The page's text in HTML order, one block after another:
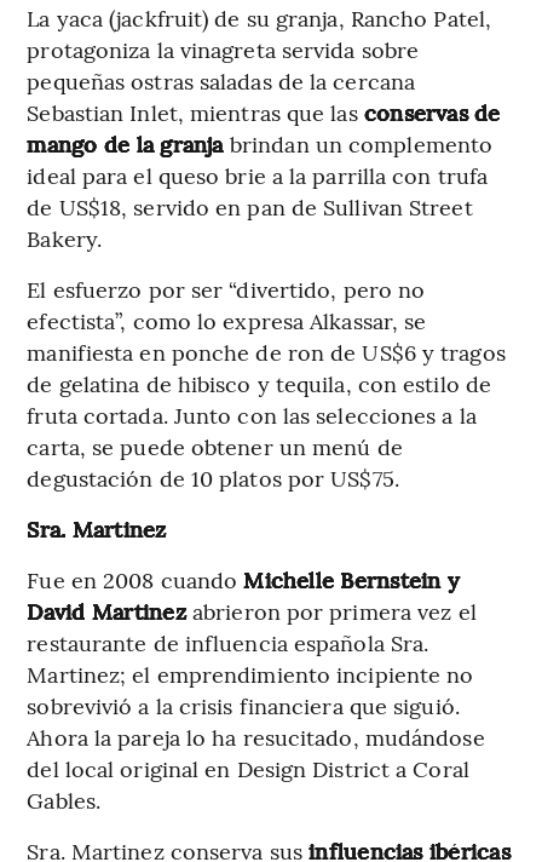
La yaca (jackfruit) de su granja, Rancho Patel,
protagoniza la vinagreta servida sobre
pequeñas ostras saladas de la cercana
Sebastian Inlet, mientras que las conservas de
mango de la granja brindan un complemento
ideal para el queso brie a la parrilla con trufa
de US$18, servido en pan de Sullivan Street
Bakery.
El esfuerzo por ser “divertido, pero no
efectista”, como lo expresa Alkassar, se
manifiesta en ponche de ron de US$6 y tragos
de gelatina de hibisco y tequila, con estilo de
fruta cortada. Junto con las selecciones a la
carta, se puede obtener un menú de
degustación de 10 platos por US$75.
Sra. Martinez
Fue en 2008 cuandoMichelle Bernstein y
David Martinezabrieron por primera vez el
restaurante de influencia española Sra.
Martinez; el emprendimiento incipiente no
sobrevivió a la crisis financiera que siguió.
Ahora la pareja lo ha resucitado, mudándose
del local original en Design District a Coral
Gables.
Sra. Martinez conserva susinfluencias ibéricas